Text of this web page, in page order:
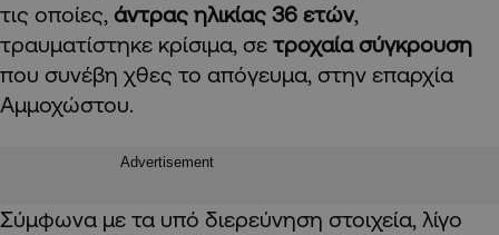
τις οποίες, άντρας ηλικίας 36 ετών,
τραυματίστηκε κρίσιμα, σε τροχαία σύγκρουση
που συνέβη χθες το απόγευμα, στην επαρχία
Αμμοχώστου.
Advertisement
Σύμφωνα με τα υπό διερεύνηση στοιχεία, λίγο